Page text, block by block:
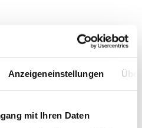
Anzeigeneinstellungen
mit Ihren Daten